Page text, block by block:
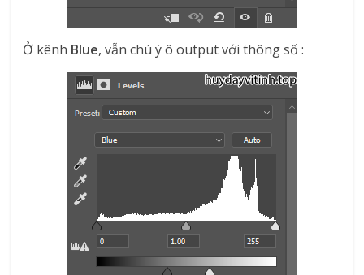
Ở kênh Blue, vẫn chú ý ô output với thông số :